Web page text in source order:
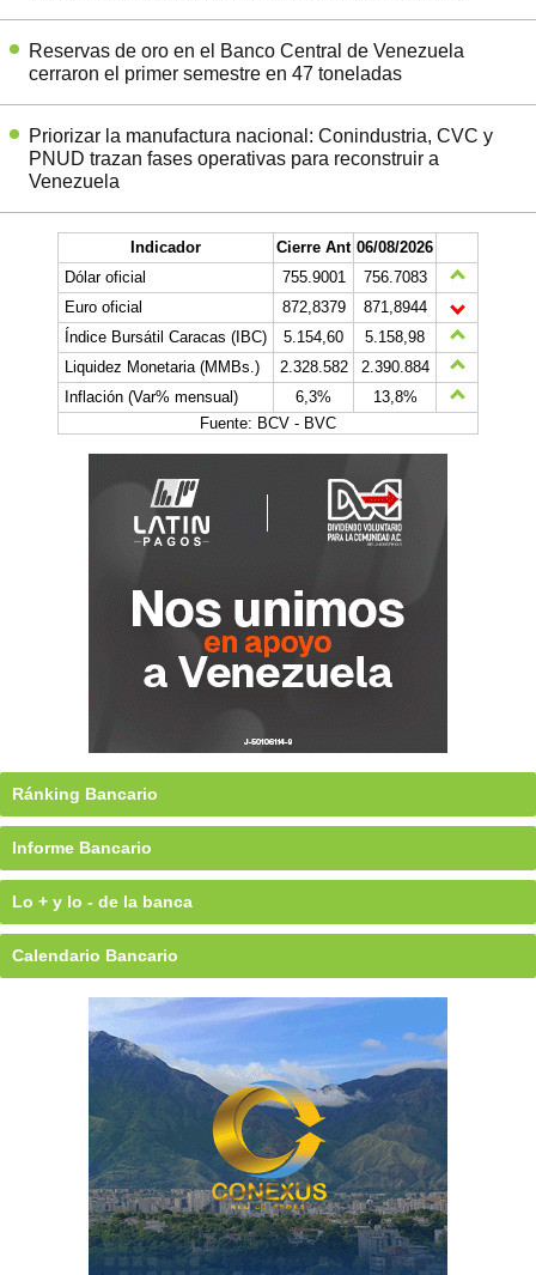
Reservas de oro en el Banco Central de Venezuela
cerraron el primer semestre en 47 toneladas
Priorizar la manufactura nacional: Conindustria, CVC y
PNUD trazan fases operativas para reconstruir a
Venezuela
Indicador Cierre Ant 06/08/2026
Dólar oficial
755.9001
756.7083
Euro oficial
872,8379
871,8944
Índice Bursátil Caracas (IBC)
5.154,60
5.158,98
Liquidez Monetaria (MMBs.)
2.328.582
2.390.884
Inflación (Var% mensual)
6,3%
13,8%
Fuente: BCV - BVC
Ránking Bancario
Informe Bancario
Lo + y lo - de la banca
Calendario Bancario